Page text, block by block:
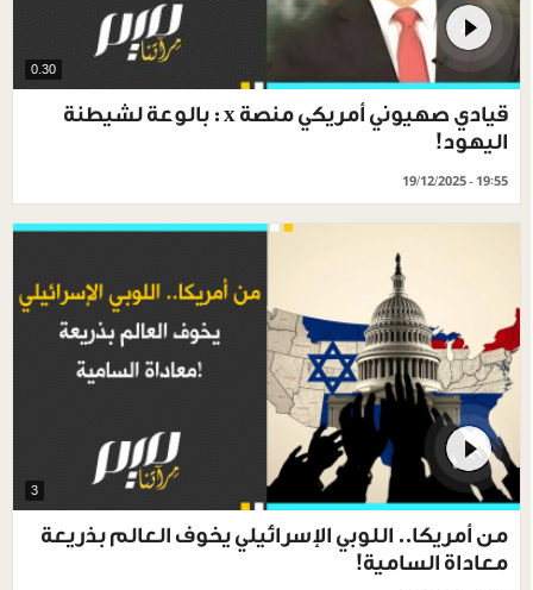
0.30
قيادي صهيوني أمريكي منصة x : بالوعة لشيطنة
اليهود!
19/12/2025 - 19:55
3
من أمريكا.. اللوبي الإسرائيلي يخوف العالم بذريعة
معاداة السامية!